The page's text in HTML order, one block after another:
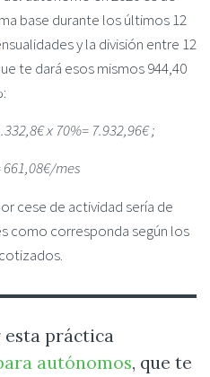
base durante los últimos 12
y la división entre 12
te dará esos mismos 944,40
x 70%= 7.932,96€ ;
661,08€/mes
cese de actividad sería de
como corresponda según los
esta práctica
autónomos, que te